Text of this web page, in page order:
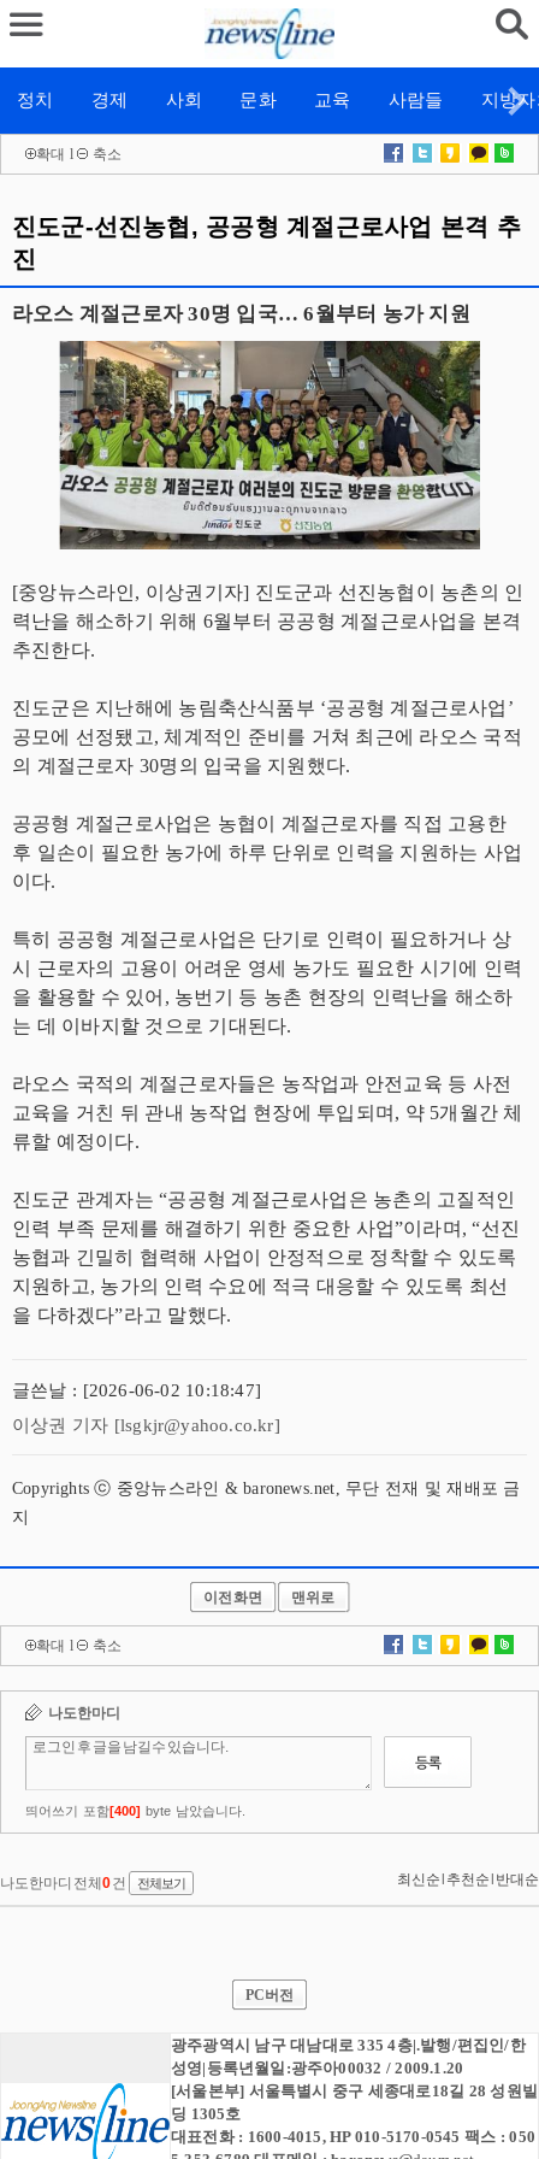
정치 경제 사회 문화 교육 사람들 지방
확대 l 축소
진도군-선진농협, 공공형 계절근로사업 본격 추
진
라오스 계절근로자 30명 입국… 6월부터 농가 지원
[중앙뉴스라인, 이상권기자] 진도군과 선진농협이 농촌의 인
력난을 해소하기 위해 6월부터 공공형 계절근로사업을 본격
추진한다.
진도군은 지난해에 농림축산식품부 ‘공공형 계절근로사업’
공모에 선정됐고, 체계적인 준비를 거쳐 최근에 라오스 국적
의 계절근로자 30명의 입국을 지원했다.
공공형 계절근로사업은 농협이 계절근로자를 직접 고용한
후 일손이 필요한 농가에 하루 단위로 인력을 지원하는 사업
이다.
특히 공공형 계절근로사업은 단기로 인력이 필요하거나 상
시 근로자의 고용이 어려운 영세 농가도 필요한 시기에 인력
을 활용할 수 있어, 농번기 등 농촌 현장의 인력난을 해소하
는 데 이바지할 것으로 기대된다.
라오스 국적의 계절근로자들은 농작업과 안전교육 등 사전
교육을 거친 뒤 관내 농작업 현장에 투입되며, 약 5개월간 체
류할 예정이다.
진도군 관계자는 “공공형 계절근로사업은 농촌의 고질적인
인력 부족 문제를 해결하기 위한 중요한 사업”이라며, “선진
농협과 긴밀히 협력해 사업이 안정적으로 정착할 수 있도록
지원하고, 농가의 인력 수요에 적극 대응할 수 있도록 최선
을 다하겠다”라고 말했다.
글쓴날 : [2026-06-02 10:18:47]
이상권 기자 [lsgkjr@yahoo.co.kr]
Copyrights ⓒ 중앙뉴스라인 & baronews.net, 무단 전재 및 재배포 금
지
이전화면 맨위로
확대 l 축소
PC버전
광주광역시 남구 대남대로 335 4층|.발행/편집인/한
성영|등록년월일:광주아00032 / 2009.1.20
[서울본부] 서울특별시 중구 세종대로18길 28 성원빌
딩 1305호
대표전화 : 1600-4015, HP 010-5170-0545 팩스 : 050